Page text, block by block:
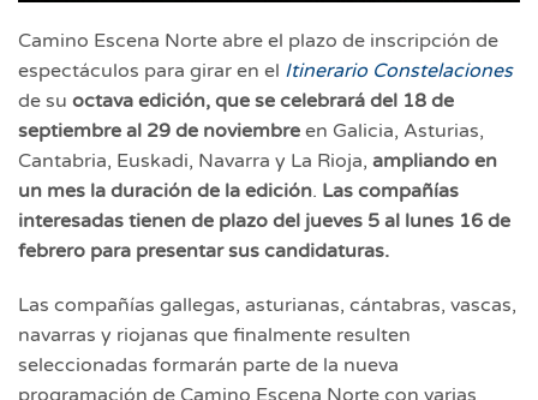
Camino Escena Norte abre el plazo de inscripción de
espectáculos para girar en el Itinerario Constelaciones
de su octava edición, que se celebrará del 18 de
septiembre al 29 de noviembre en Galicia, Asturias,
Cantabria, Euskadi, Navarra y La Rioja, ampliando en
un mes la duración de la edición. Las compañías
interesadas tienen de plazo del jueves 5 al lunes 16 de
febrero para presentar sus candidaturas.
Las compañías gallegas, asturianas, cántabras, vascas,
navarras y riojanas que finalmente resulten
seleccionadas formarán parte de la nueva